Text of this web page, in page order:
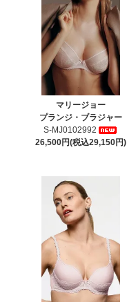
マリージョー
プランジ・ブラジャー
S-MJ0102992
26,500円(税込29,150円)